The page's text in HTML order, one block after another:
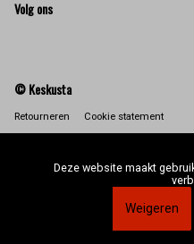
Volg ons
© Keskusta
Retourneren Cookie statement
Deze website maakt
Weigeren